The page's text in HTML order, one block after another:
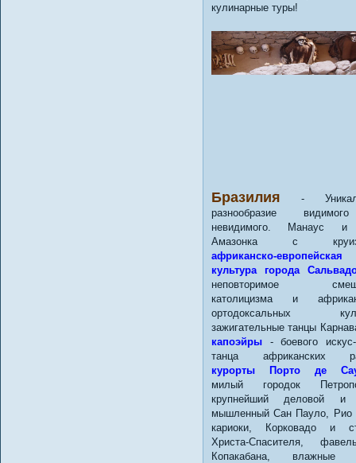
кулинарные туры!
Бразилия -
разнообразие
невидимого. Манаус
Амазонка с
африканско-европейская
культура города
неповторимое
католицизма и
ортодоксальных
зажигательные танцы
капоэйры - боевого искус-
танца африканских
курорты Порто де
милый городок
крупнейший деловой и
мышленный Сан Пауло, Рио
кариоки, Корковадо и
Христа-Спасителя,
Копакабана, влажные